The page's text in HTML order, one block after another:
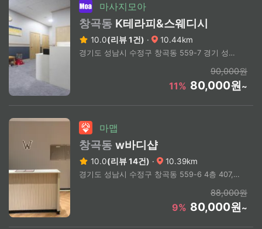
마사지모아
창곡동 K테라피&스웨디시
10.0(리뷰 1건) · 10.44km
경기도 성남시 수정구 창곡동 559-7 경기 성남시 수정구 위례서일로 30 (창곡동) B105,B106호
90,000원
11% 80,000원~
마맵
창곡동 w바디샵
10.0(리뷰 14건) · 10.39km
경기도 성남시 수정구 창곡동 559-6 4층 407, 408호
88,000원
9% 80,000원~